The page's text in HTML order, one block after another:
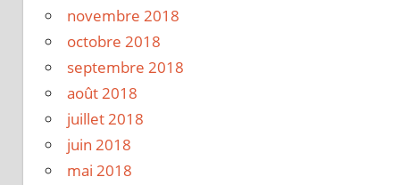
novembre 2018
octobre 2018
septembre 2018
août 2018
juillet 2018
juin 2018
mai 2018